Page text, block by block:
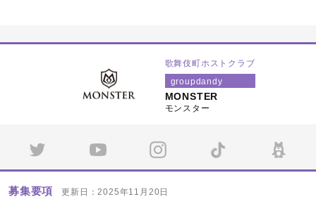
歌舞伎町ホストクラブ
groupdandy
MONSTER
モンスター
募集要項 更新日：2025年11月20日